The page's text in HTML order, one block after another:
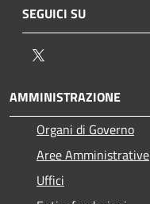
SEGUICI SU
AMMINISTRAZIONE
Organi di Governo
Aree Amministrative
Uffici